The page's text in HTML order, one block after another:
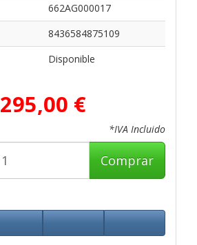
662AG000017
8436584875109
Disponible
295,00 €
*IVA Incluido
Comprar